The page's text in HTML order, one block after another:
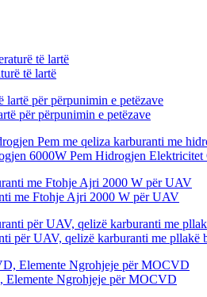
të lartë
për përpunimin e petëzave
6000W Pem Hidrogjen Elektricitet
me Ftohje Ajri 2000 W për UAV
për UAV, qelizë karburanti me pllakë
Elemente Ngrohjeje për MOCVD